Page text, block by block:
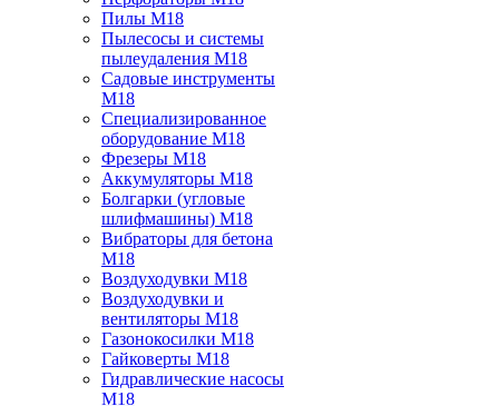
Пилы M18
Пылесосы и системы
пылеудаления M18
Садовые инструменты
M18
Специализированное
оборудование M18
Фрезеры M18
Аккумуляторы M18
Болгарки (угловые
шлифмашины) M18
Вибраторы для бетона
M18
Воздуходувки M18
Воздуходувки и
вентиляторы M18
Газонокосилки M18
Гайковерты M18
Гидравлические насосы
M18